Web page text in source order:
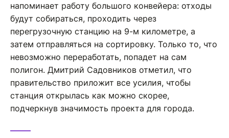
напоминает работу большого конвейера: отходы
будут собираться, проходить через
перегрузочную станцию на 9-м километре, а
затем отправляться на сортировку. Только то, что
невозможно переработать, попадет на сам
полигон. Дмитрий Садовников отметил, что
правительство приложит все усилия, чтобы
станция открылась как можно скорее,
подчеркнув значимость проекта для города.